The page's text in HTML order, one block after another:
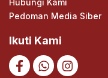
Hubungi Kami
Pedoman Media Siber
Ikuti Kami